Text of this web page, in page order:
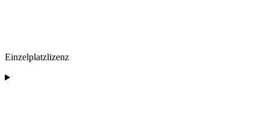
Einzelplatzlizenz